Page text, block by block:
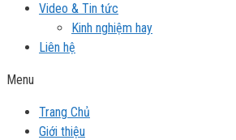
Video & Tin tức
Kinh nghiệm hay
Liên hệ
Menu
Trang Chủ
Giới thiệu